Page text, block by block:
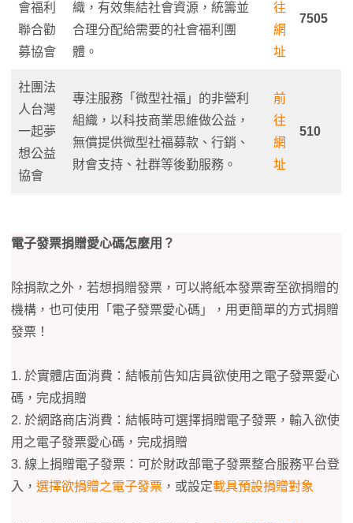
會福利
聯合勸
募協會
織，有效集結社會資源，統籌並
合理分配給需要的社會福利團
體。
往
網
址
7505
社團法
人台灣
一起夢
想公益
協會
專注服務「微型社福」的非營利
組織，以科技商業思維做公益，
無償提供微型社福募款、行銷、
財會支持、社群等後勤服務。
前
往
網
址
510
電子發票捐贈愛心碼怎麼用？
除捐款之外，若想捐贈發票，可以將紙本發票寄至欲捐贈的
機構，也可使用「電子發票愛心碼」，用更簡單的方式捐贈
發票！
1. 於實體店面消費：結帳前告知店員欲使用之電子發票愛心
碼，完成捐贈
2. 於網路商店消費：結帳時可選擇捐贈電子發票，輸入欲使
用之電子發票愛心碼，完成捐贈
3. 線上捐贈電子發票：可於財政部電子發票整合服務平台登
入， 選擇欲捐贈之電子發票 ，或設定載具預設捐贈對象